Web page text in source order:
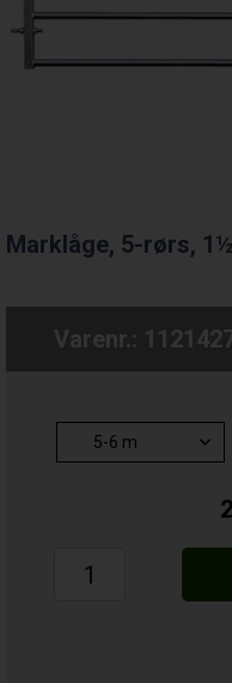
Marklåge, 5-rørs,
Varenr.: